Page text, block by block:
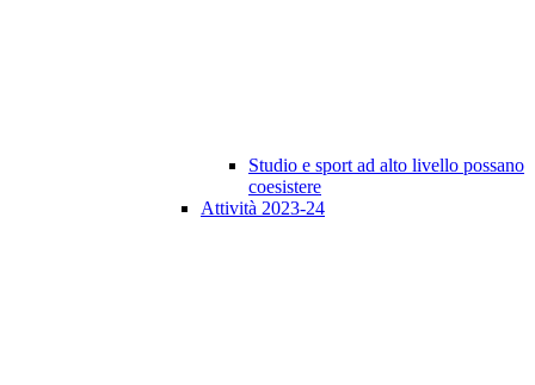
Studio e sport ad alto livello possano
coesistere
Attività 2023-24